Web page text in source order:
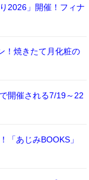
2026」開催！フィナ
！焼きたて月化粧の
開催される7/19～22
「あじみBOOKS」